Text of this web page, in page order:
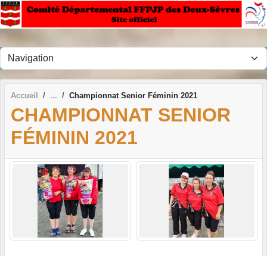
Accueil Championnat Senior Féminin 2021
CHAMPIONNAT SENIOR
FÉMININ 2021
Panneau de gestion des cookies